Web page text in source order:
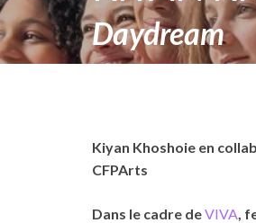
Daydream
Kiyan Khoshoie en
CFPArts
Dans le cadre deVIVA,